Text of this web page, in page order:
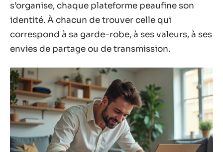
s’organise, chaque plateforme peaufine son
identité. À chacun de trouver celle qui
correspond à sa garde-robe, à ses valeurs, à ses
envies de partage ou de transmission.